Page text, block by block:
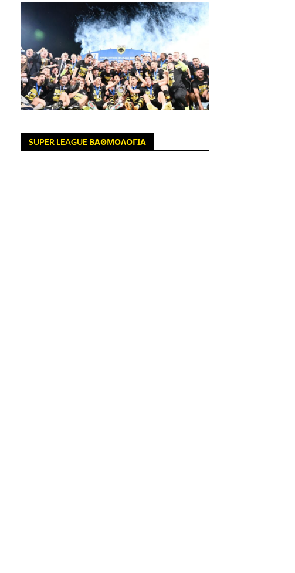
SUPER LEAGUE ΒΑΘΜΟΛΟΓΙΑ